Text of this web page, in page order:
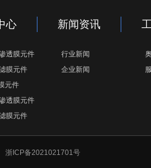
心
透膜元件
膜元件
元件
透膜元件
膜元件
新闻资讯
行业新闻
企业新闻
浙ICP备2021021701号